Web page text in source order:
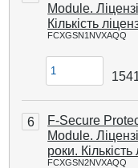
Module.
Кількість
FCXGSN1NVXAQQ
6
F-Secure
Module.
роки.
FCXGSN2NVXAQQ